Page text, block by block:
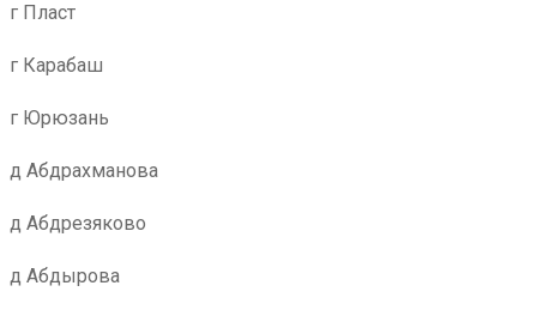
г Пласт
г Карабаш
г Юрюзань
д Абдрахманова
д Абдрезяково
д Абдырова